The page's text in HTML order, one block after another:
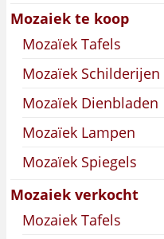
Mozaiek te koop
Mozaïek Tafels
Mozaïek Schilderijen
Mozaïek Dienbladen
Mozaïek Lampen
Mozaïek Spiegels
Mozaiek verkocht
Mozaiek Tafels